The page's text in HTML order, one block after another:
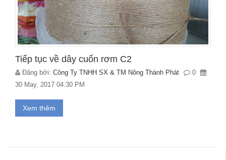
Tiếp tục về dây cuốn rơm C2
Đăng bởi: Công Ty TNHH SX & TM Nông Thành Phát
0
30 May, 2017 04:30 PM
Xem thêm